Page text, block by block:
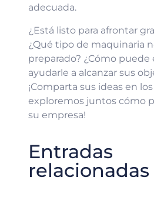
adecuada.
¿Está listo para afrontar
¿Qué tipo de maquinaria
preparado? ¿Cómo
ayudarle a alcanzar sus
¡Comparta sus ideas en
exploremos juntos cómo
su empresa!
Entradas
relacionadas